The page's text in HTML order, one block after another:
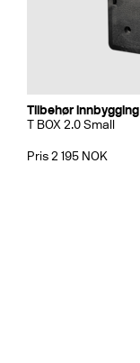
Tilbehør innbygging
T BOX 2.0 Small
Pris 2 195 NOK